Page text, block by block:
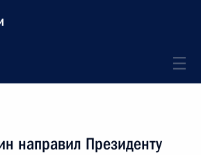
направил Президенту